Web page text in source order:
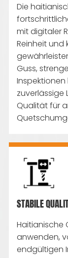
Die
mit digitaler
Reinheit und
Guss,
zuverlässige
Qualität für
STABILE
Haitianische
anwenden,
endgültigen